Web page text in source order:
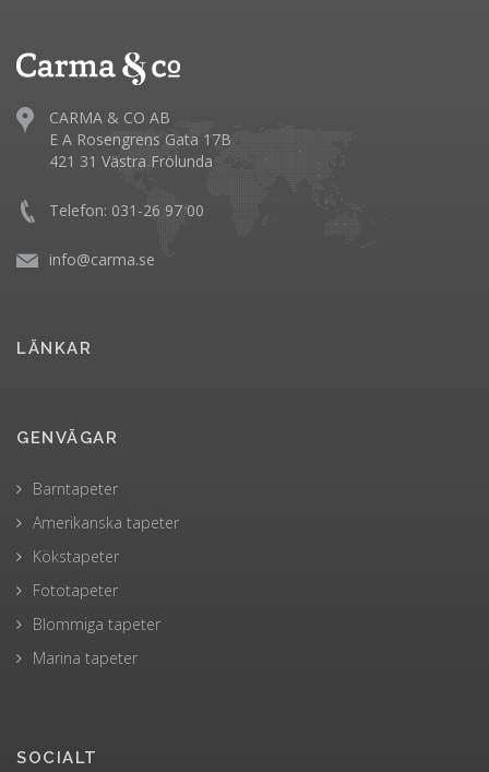
CARMA & CO AB
E A Rosengrens Gata 17B
421 31 Västra Frölunda
Telefon: 031-26 97 00
info@carma.se
LÄNKAR
GENVÄGAR
Barntapeter
Amerikanska tapeter
Kökstapeter
Fototapeter
Blommiga tapeter
Marina tapeter
SOCIALT